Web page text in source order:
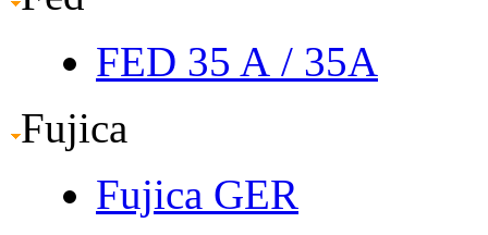
FED 35 A / 35A
Fujica
Fujica GER